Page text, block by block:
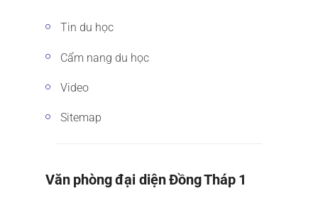
Tin du học
Cẩm nang du học
Video
Sitemap
Văn phòng đại diện Đồng Tháp 1